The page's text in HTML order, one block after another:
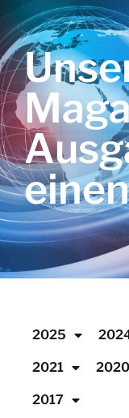
2025
2021 2020
2017